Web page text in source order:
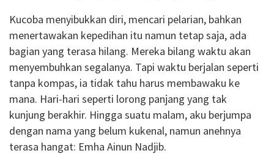
Kucoba menyibukkan diri, mencari pelarian, bahkan
menertawakan kepedihan itu namun tetap saja, ada
bagian yang terasa hilang. Mereka bilang waktu akan
menyembuhkan segalanya. Tapi waktu berjalan seperti
tanpa kompas, ia tidak tahu harus membawaku ke
mana. Hari-hari seperti lorong panjang yang tak
kunjung berakhir. Hingga suatu malam, aku berjumpa
dengan nama yang belum kukenal, namun anehnya
terasa hangat: Emha Ainun Nadjib.